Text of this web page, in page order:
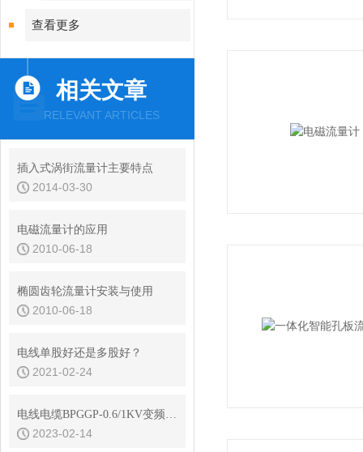
查看更多
相关文章
RELEVANT ARTICLES
插入式涡街流量计主要特点
2014-03-30
电磁流量计的应用
2010-06-18
椭圆齿轮流量计安装与使用
2010-06-18
电线单股好还是多股好？
2021-02-24
电线电缆BPGGP-0.6/1KV变频电缆标准规格选型
2023-02-14